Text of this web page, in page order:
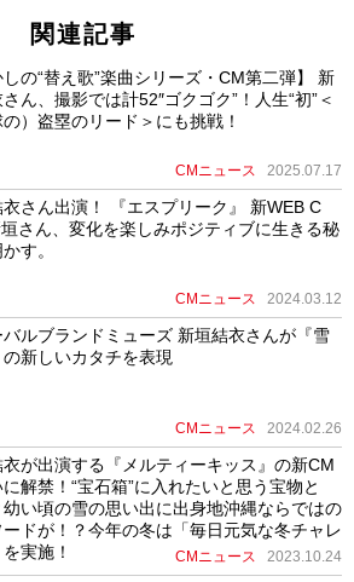
関連記事
しの“替え歌”楽曲シリーズ・CM第二弾】 新
ん、撮影では計52″ゴクゴク”！人生“初”＜
の）盗塁のリード＞にも挑戦！
CMニュース 2025.07.17
衣さん出演！ 『エスプリーク』 新WEB C
さん、変化を楽しみポジティブに生きる秘
す。
CMニュース 2024.03.12
バルブランドミューズ 新垣結衣さんが『雪
の新しいカタチを表現
CMニュース 2024.02.26
衣が出演する『メルティーキッス』の新CM
解禁！“宝石箱”に入れたいと思う宝物と
い頃の雪の思い出に出身地沖縄ならではの
ードが！？今年の冬は「毎日元気な冬チャレ
実施！
CMニュース 2023.10.24